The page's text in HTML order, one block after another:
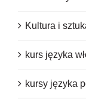
Kultura i
kurs języka
kursy języka